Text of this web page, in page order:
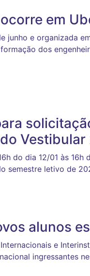
em
junho e organizada
dos
Vestibular
do dia 12/01 às 16h
semestre letivo de
alunos
e
ingressantes